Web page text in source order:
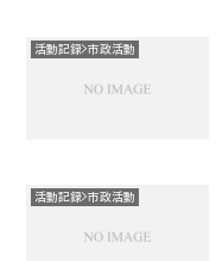
活動記録>市政活動
活動記録>市政活動